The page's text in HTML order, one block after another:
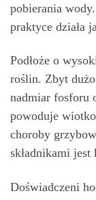
pobierania
praktyce działa
Podłoże o
roślin. Zbyt
nadmiar fosforu
powoduje
choroby
składnikami jest
Doświadczeni